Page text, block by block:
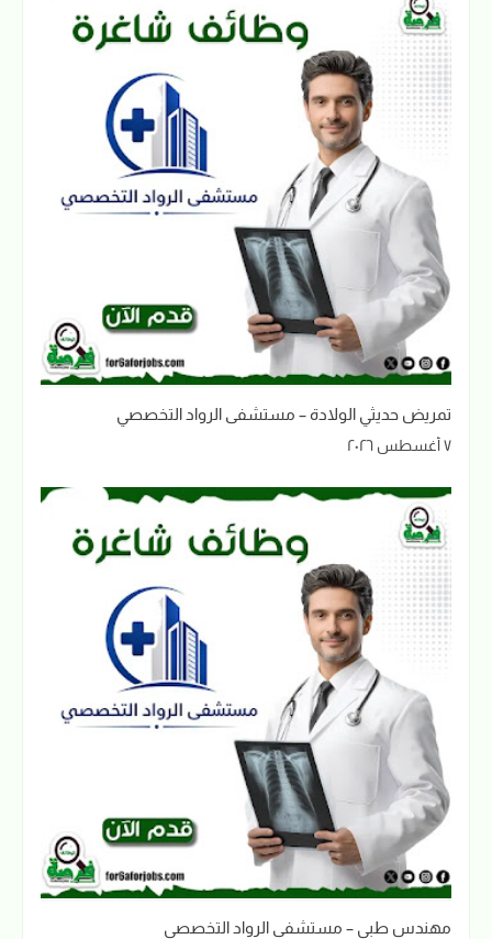
تمريض حديثي الولادة – مستشفى الرواد التخصصي
٧ أغسطس ٢٠٢٦
مهندس طبي – مستشفى الرواد التخصصي